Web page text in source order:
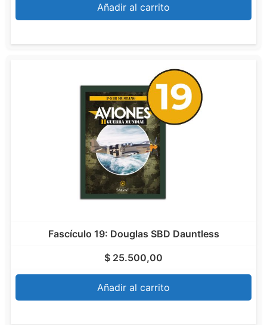
Añadir al carrito
Fascículo 19: Douglas SBD Dauntless
$ 25.500,00
Añadir al carrito